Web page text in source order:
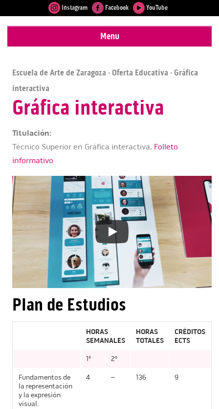
Instagram Facebook YouTube
Menu
Escuela de Arte de Zaragoza · Oferta Educativa · Gráfica
interactiva
Gráfica interactiva
Titulación:
Técnico Superior en Gráfica interactiva. Folleto
informativo
Plan de Estudios
HORAS
SEMANALES
HORAS
TOTALES
CRÉDITOS
ECTS
1º 2º
Fundamentos de
la representación
y la expresión
visual.
4 – 136 9